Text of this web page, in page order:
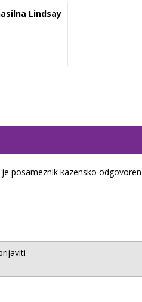
Lindsay
posameznik kazensko